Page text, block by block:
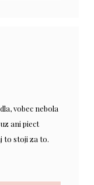
vobec nebola
ani piect
to stoji za to.